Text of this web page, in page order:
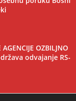
AGENCIJE OZBILJNO
odvajanje RS-